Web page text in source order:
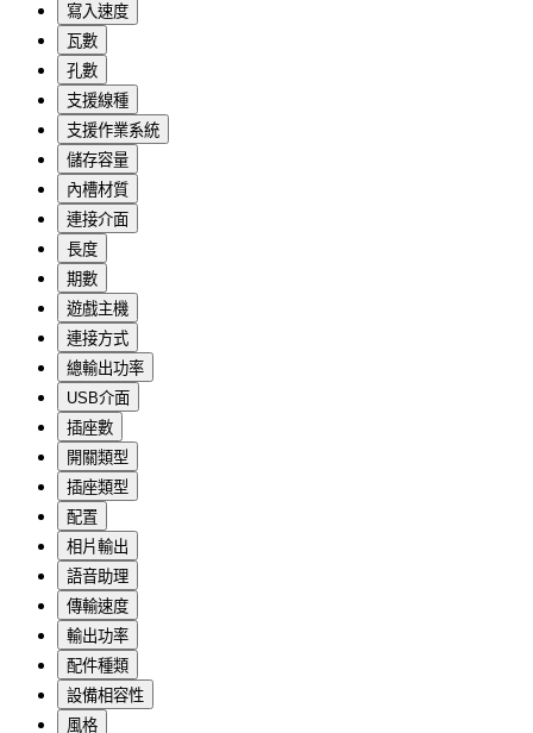
寫入速度
瓦數
孔數
支援線種
支援作業系統
儲存容量
內槽材質
連接介面
長度
期數
遊戲主機
連接方式
總輸出功率
USB介面
插座數
開關類型
插座類型
配置
相片輸出
語音助理
傳輸速度
輸出功率
配件種類
設備相容性
風格